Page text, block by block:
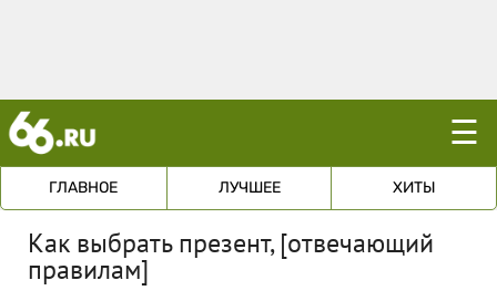
☰
ГЛАВНОЕ ЛУЧШЕЕ ХИТЫ
Как выбрать презент, [отвечающий
правилам]